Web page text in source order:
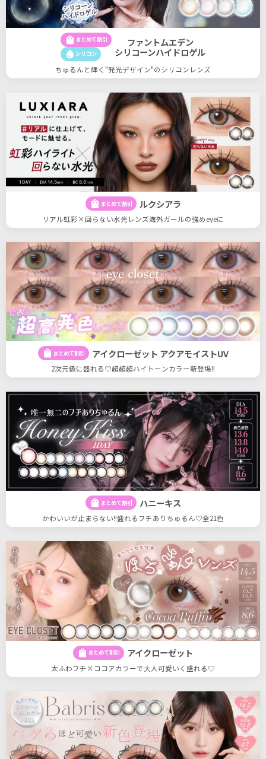
shopping_bag まとめて割引
water_drop シリコン
ファントムエデン
シリコーンハイドロゲル
ちゅるんと輝く"発光デザイン"のシリコンレンズ
shopping_bag まとめて割引 ルクシアラ
リアル虹彩×回らない水光レンズ海外ガールの強めeyeに
shopping_bag まとめて割引 アイクローゼット アクアモイストUV
2次元級に盛れる♡超超超ハイトーンカラー新登場!!
shopping_bag まとめて割引 ハニーキス
かわいいが止まらない!!盛れるフチありちゅるん♡全21色
shopping_bag まとめて割引 アイクローゼット
太ふわフチ×ココアカラーで大人可愛いく盛れる♡